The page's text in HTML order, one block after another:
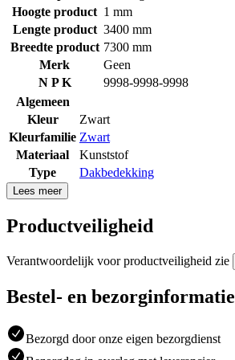
Hoogte product 1 mm
Lengte product 3400 mm
Breedte product 7300 mm
Merk
Geen
N P K
9998-9998-9998
Algemeen
Kleur
Zwart
Kleurfamilie Zwart
Materiaal
Kunststof
Type
Dakbedekking
Lees meer
Productveiligheid
Verantwoordelijk voor productveiligheid zie
Bestel- en bezorginformatie
Bezorgd door onze eigen bezorgdienst